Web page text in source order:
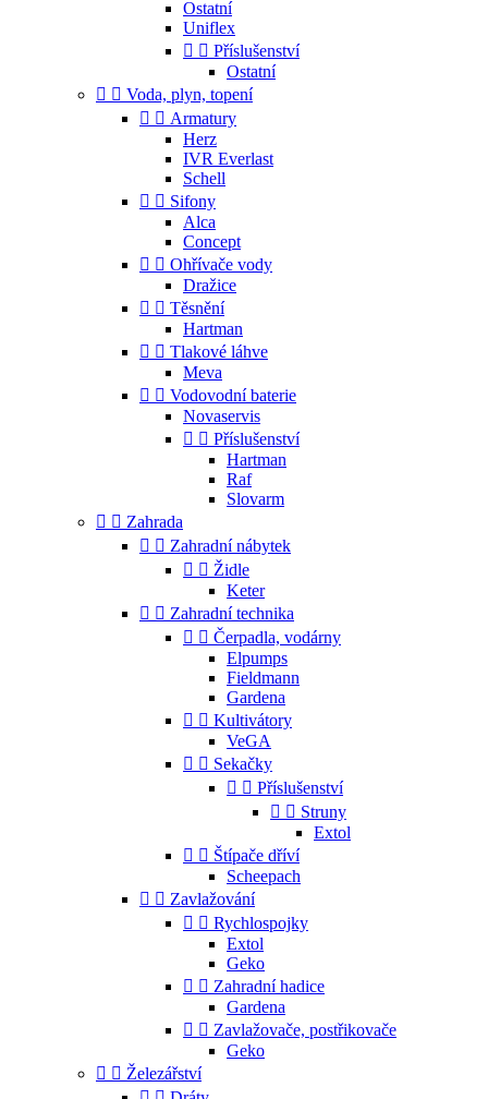
Ostatní
Uniflex
  Příslušenství
Ostatní
  Voda, plyn, topení
  Armatury
Herz
IVR Everlast
Schell
  Sifony
Alca
Concept
  Ohřívače vody
Dražice
  Těsnění
Hartman
  Tlakové láhve
Meva
  Vodovodní baterie
Novaservis
  Příslušenství
Hartman
Raf
Slovarm
  Zahrada
  Zahradní nábytek
  Židle
Keter
  Zahradní technika
  Čerpadla, vodárny
Elpumps
Fieldmann
Gardena
  Kultivátory
VeGA
  Sekačky
  Příslušenství
  Struny
Extol
  Štípače dříví
Scheepach
  Zavlažování
  Rychlospojky
Extol
Geko
  Zahradní hadice
Gardena
  Zavlažovače, postřikovače
Geko
  Železářství